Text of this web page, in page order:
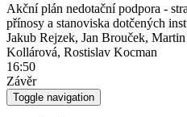
Akční plán nedotační podpora -
přínosy a stanoviska dotčených
Jakub Rejzek, Jan Brouček,
Kollárová, Rostislav Kocman
16:50
Závěr
Toggle navigation